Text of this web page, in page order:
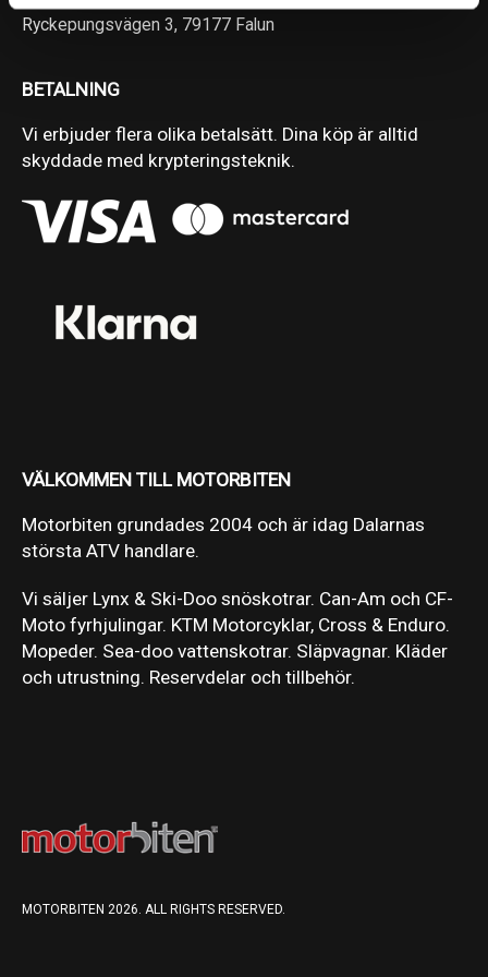
Ryckepungsvägen 3, 79177 Falun
BETALNING
Vi erbjuder flera olika betalsätt. Dina köp är alltid
skyddade med krypteringsteknik.
VÄLKOMMEN TILL MOTORBITEN
Motorbiten grundades 2004 och är idag Dalarnas
största ATV handlare.
Vi säljer Lynx & Ski-Doo snöskotrar. Can-Am och CF-
Moto fyrhjulingar. KTM Motorcyklar, Cross & Enduro.
Mopeder. Sea-doo vattenskotrar. Släpvagnar. Kläder
och utrustning. Reservdelar och tillbehör.
MOTORBITEN 2026. ALL RIGHTS RESERVED.